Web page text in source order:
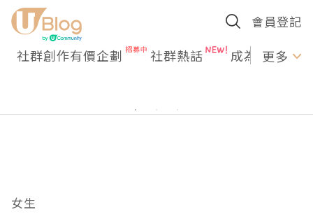
會員登記
社群創作有價企劃 社群熱話 成為U更多
女生